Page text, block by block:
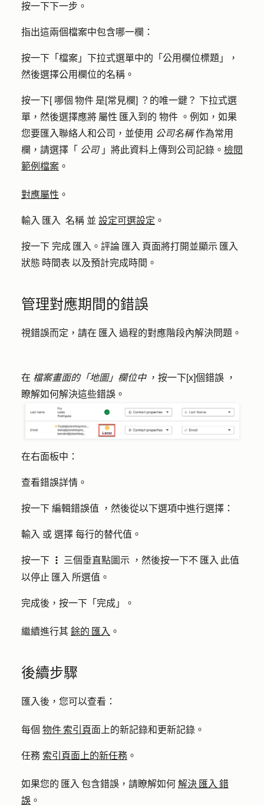
按一下下一步。
指出這兩個檔案中包含哪一欄：
按一下「檔案」下拉式選單中的「 公用欄位標題」，
然後選擇公用欄位的名稱。
按一下[ 哪個 物件 是[常見欄] ？的唯一鍵？ 下拉式選
單，然後選擇應將 屬性 匯入到的 物件 。例如，如果
您要匯入聯絡人和公司，並使用 公司名稱作為常用
欄，請選擇「 公司」將此資料上傳到公司記錄。 檢閱
範例檔案 。
對應屬性 。
輸入 匯入 名稱 並 設定可選設定 。
按一下 完成 匯入 。評論 匯入 頁面將打開並顯示 匯入
狀態 時間表 以及預計完成時間。
管理對應期間的錯誤
視錯誤而定，請在 匯入 過程的對應階段內解決問題。
在 檔案畫面的「地圖」欄位中，按一下[x]個錯誤 ，
瞭解如何解決這些錯誤。
在右面板中：
查看錯誤詳情。
按一下 編輯錯誤值 ，然後從以下選項中進行選擇：
輸入 或 選擇 每行的替代值。
按一下 verticalMenuIcon 三個垂直點圖示 ，然後按一下不 匯入 此值
以停止 匯入 所選值。
完成後 ，按一下「完成」。
繼續進行其 餘的 匯入 。
後續步驟
匯入後，您可以查看：
每個 物件 索引頁面上的新記錄和更新記錄。
任務 索引頁面上的新任務 。
如果您的 匯入 包含錯誤，請瞭解如何 解決 匯入 錯
誤 。